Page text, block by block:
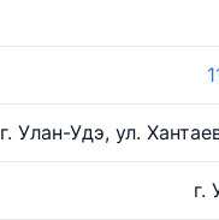
г. Улан-Удэ, ул.
г.